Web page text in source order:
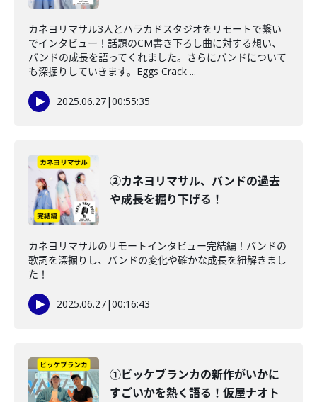
カネヨリマサル3人とハラカドスタジオをリモートで繋い
でインタビュー！話題のCM書き下ろし曲に対する想い、
バンドの成長を語ってくれました。さらにバンドについて
も深掘りしていきます。Eggs Crack ...
2025.06.27|00:55:35
②カネヨリマサル、バンドの過去
や成長を掘り下げる！
カネヨリマサルのリモートインタビュー完結編！バンドの
歌詞を深掘りし、バンドの変化や確かな成長を紐解きまし
た！
2025.06.27|00:16:43
①ビッケブランカの新作がいかに
すごいかを熱く語る！仮屋ナオト